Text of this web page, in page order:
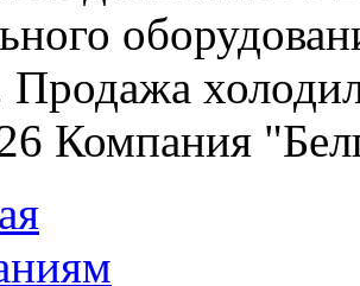
Продажа
Компания